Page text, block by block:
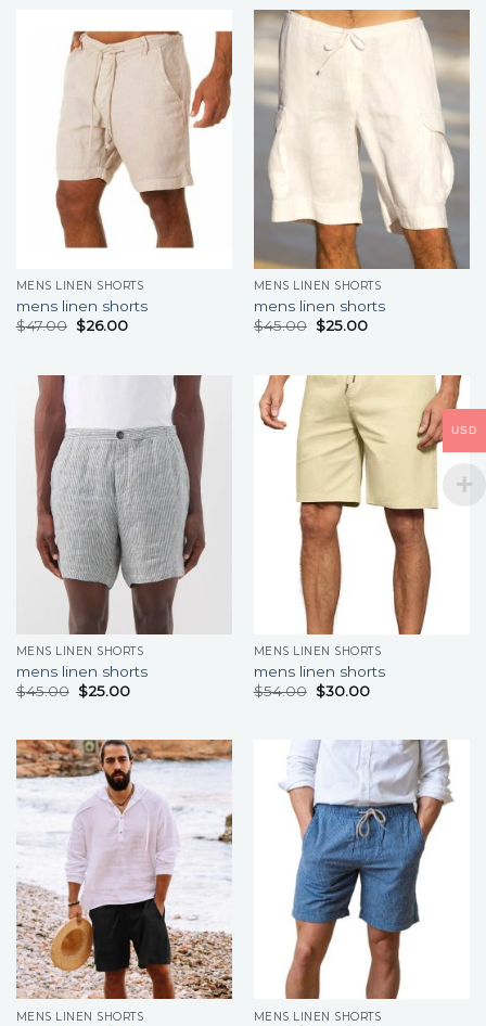
MENS LINEN SHORTS
mens linen shorts
$47.00 $26.00
MENS LINEN SHORTS
mens linen shorts
$45.00 $25.00
MENS LINEN SHORTS
mens linen shorts
$45.00 $25.00
MENS LINEN SHORTS
mens linen shorts
$54.00 $30.00
MENS LINEN SHORTS MENS LINEN SHORTS
USD